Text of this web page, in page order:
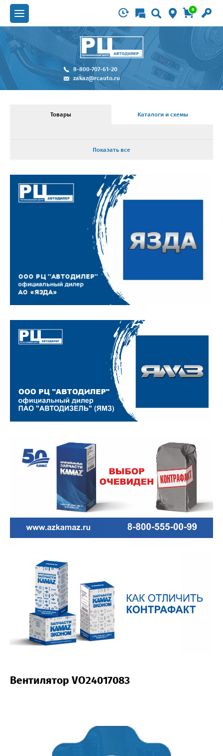
0
8-800-707-61-20
zakaz@rcauto.ru
Товары Каталоги и схемы
Показать все
Вентилятор VO24017083